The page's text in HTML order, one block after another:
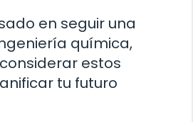
en seguir una
química,
estos
tu futuro